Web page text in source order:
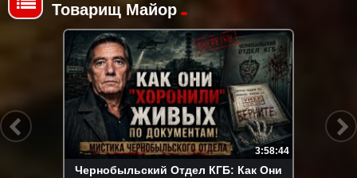
Товарищ Майор
3:58:44
Чернобыльский Отдел КГБ: Как Они